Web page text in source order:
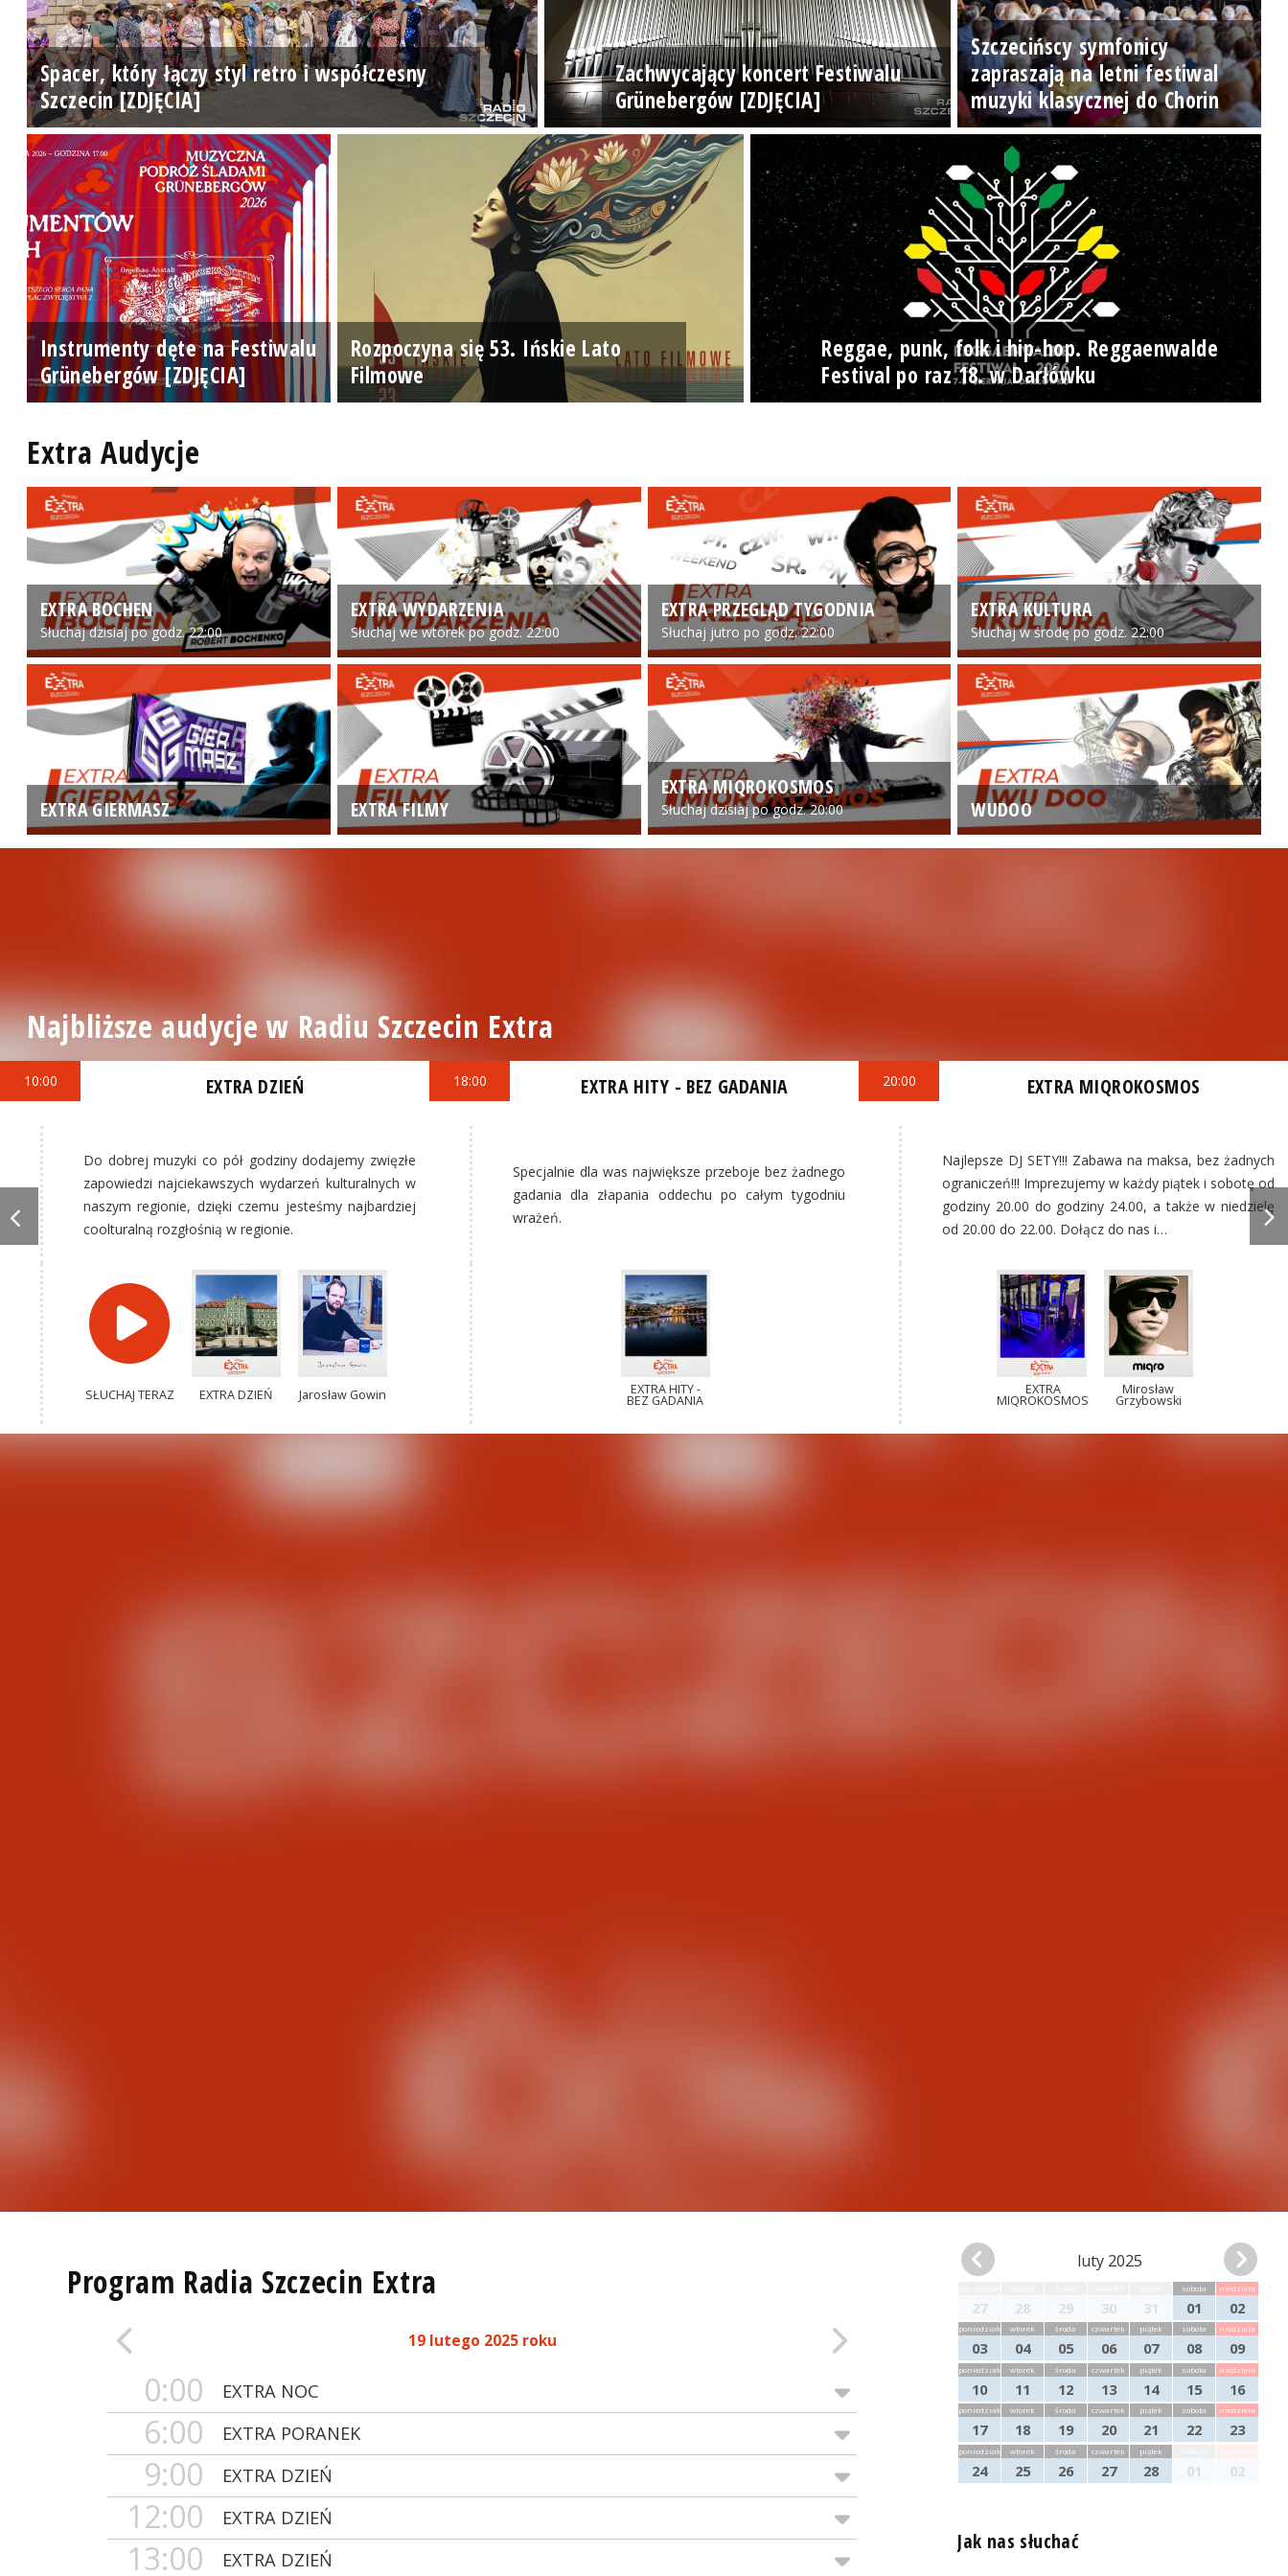
Spacer, który łączy styl retro i współczesny
Szczecin [ZDJĘCIA]
Zachwycający koncert Festiwalu
Grünebergów [ZDJĘCIA]
Szczecińscy symfonicy
zapraszają na letni festiwal
muzyki klasycznej do Chorin
Instrumenty dęte na Festiwalu
Grünebergów [ZDJĘCIA]
Rozpoczyna się 53. Ińskie Lato
Filmowe
Reggae, punk, folk i hip-hop. Reggaenwalde
Festival po raz 18. w Darłówku
Extra Audycje
EXTRA BOCHEN
Słuchaj dzisiaj po godz. 22:00
EXTRA WYDARZENIA
Słuchaj we wtorek po godz. 22:00
EXTRA PRZEGLĄD TYGODNIA
Słuchaj jutro po godz. 22:00
EXTRA KULTURA
Słuchaj w środę po godz. 22:00
EXTRA GIERMASZ EXTRA FILMY
EXTRA MIQROKOSMOS
Słuchaj dzisiaj po godz. 20:00 WUDOO
Najbliższe audycje w Radiu Szczecin Extra
10:00 EXTRA DZIEŃ
Do dobrej muzyki co pół godziny dodajemy zwięzłe
zapowiedzi najciekawszych wydarzeń kulturalnych w
naszym regionie, dzięki czemu jesteśmy najbardziej
coolturalną rozgłośnią w regionie.
SŁUCHAJ TERAZ EXTRA DZIEŃ Jarosław Gowin
18:00 EXTRA HITY - BEZ GADANIA
Specjalnie dla was największe przeboje bez żadnego
gadania dla złapania oddechu po całym tygodniu
wrażeń.
EXTRA HITY -
BEZ GADANIA
20:00 EXTRA MIQROKOSMOS
Najlepsze DJ SETY!!! Zabawa na maksa, bez żadnych
ograniczeń!!! Imprezujemy w każdy piątek i sobotę od
godziny 20.00 do godziny 24.00, a także w niedzielę
od 20.00 do 22.00. Dołącz do nas i…
EXTRA
MIQROKOSMOS
Mirosław
Grzybowski
Program Radia Szczecin Extra
19 lutego 2025 roku
0:00 EXTRA NOC
6:00 EXTRA PORANEK
9:00 EXTRA DZIEŃ
12:00 EXTRA DZIEŃ
13:00 EXTRA DZIEŃ
luty 2025
27 28 29 30 31
sobota
01
niedziela
02
poniedziałek
03
wtorek
04
środa
05
czwartek
06
piątek
07
sobota
08
niedziela
09
poniedziałek
10
wtorek
11
środa
12
czwartek
13
piątek
14
sobota
15
niedziela
16
poniedziałek
17
wtorek
18
środa
19
czwartek
20
piątek
21
sobota
22
niedziela
23
poniedziałek
24
wtorek
25
środa
26
czwartek
27
piątek
28 01 02
Jak nas słuchać